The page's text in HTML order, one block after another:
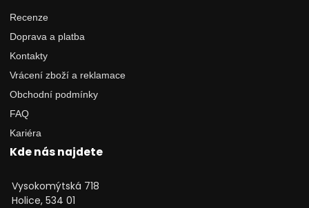
Recenze
Doprava a platba
Kontakty
Vrácení zboží a reklamace
Obchodní podmínky
FAQ
Kariéra
Kde nás najdete
Vysokomýtská 718
Holice, 534 01